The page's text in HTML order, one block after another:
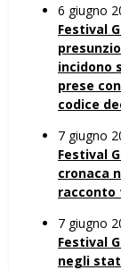
6 giugno
Festival
incidono
prese
codice
7 giugno
Festival
cronaca
racconto
7 giugno
Festival
negli